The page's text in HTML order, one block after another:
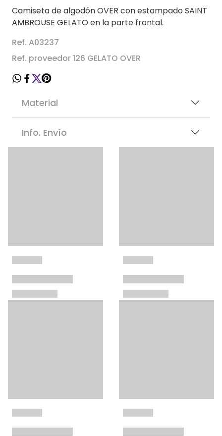
Camiseta de algodón OVER con estampado SAINT
AMBROUSE GELATO en la parte frontal.
Ref. A03237
Ref. proveedor 126 GELATO OVER
Material
Info. Envío